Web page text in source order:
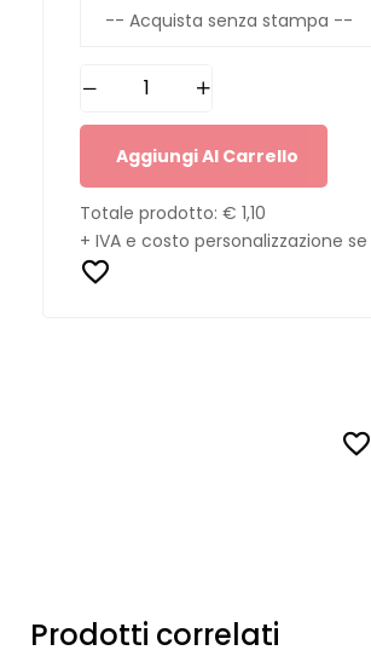
Aggiungi Al Carrello
Totale prodotto: € 1,10
+ IVA e costo personalizzazione
Prodotti correlati